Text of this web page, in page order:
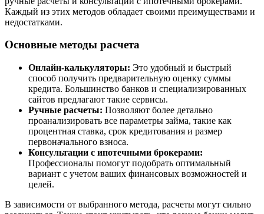
Каждый из этих методов обладает своими преимуществами и
недостатками.
Основные методы расчета
Онлайн-калькуляторы: Это удобный и быстрый
способ получить предварительную оценку суммы
кредита. Большинство банков и специализированных
сайтов предлагают такие сервисы.
Ручные расчеты: Позволяют более детально
проанализировать все параметры займа, такие как
процентная ставка, срок кредитования и размер
первоначального взноса.
Консультации с ипотечными брокерами:
Профессионалы помогут подобрать оптимальный
вариант с учетом ваших финансовых возможностей и
целей.
В зависимости от выбранного метода, расчеты могут сильно